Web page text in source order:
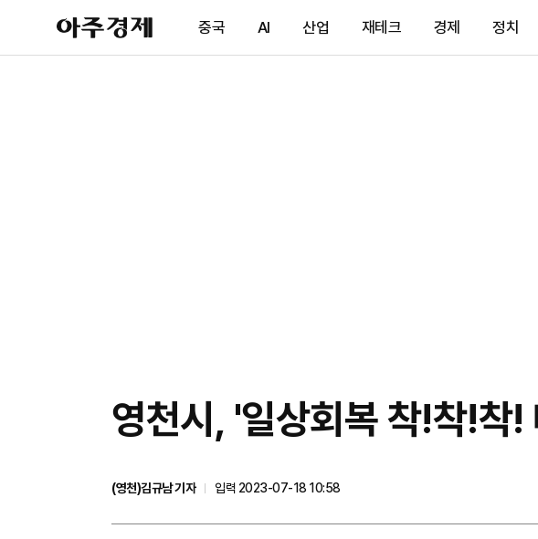
아
주
제
중국 AI 산업 재테크 경제 정치
영천시, '일상회복 착!착!착!
(영천)김규남 기자
입력 2023-07-18 10:58